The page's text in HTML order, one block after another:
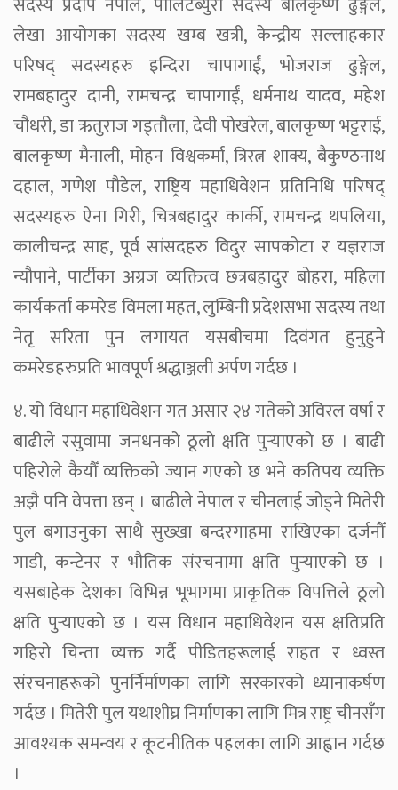
लेखा आयोगका सदस्य खम्ब खत्री, केन्द्रीय सल्लाहकार
परिषद् सदस्यहरु इन्दिरा चापागाईं, भोजराज ढुङ्गेल,
रामबहादुर दानी, रामचन्द्र चापागाईं, धर्मनाथ यादव, महेश
चौधरी, डा ऋतुराज गड्तौला, देवी पोखरेल, बालकृष्ण भट्टराई,
बालकृष्ण मैनाली, मोहन विश्वकर्मा, त्रिरत्न शाक्य, बैकुण्ठनाथ
दहाल, गणेश पौडेल, राष्ट्रिय महाधिवेशन प्रतिनिधि परिषद्
सदस्यहरु ऐना गिरी, चित्रबहादुर कार्की, रामचन्द्र थपलिया,
कालीचन्द्र साह, पूर्व सांसदहरु विदुर सापकोटा र यज्ञराज
न्यौपाने, पार्टीका अग्रज व्यक्तित्व छत्रबहादुर बोहरा, महिला
कार्यकर्ता कमरेड विमला महत, लुम्बिनी प्रदेशसभा सदस्य तथा
नेतृ सरिता पुन लगायत यसबीचमा दिवंगत हुनुहुने
कमरेडहरुप्रति भावपूर्ण श्रद्धाञ्जली अर्पण गर्दछ ।
४. यो विधान महाधिवेशन गत असार २४ गतेको अविरल वर्षा र
बाढीले रसुवामा जनधनको ठूलो क्षति पुर्‍याएको छ । बाढी
पहिरोले कैयौँ व्यक्तिको ज्यान गएको छ भने कतिपय व्यक्ति
अझै पनि वेपत्ता छन् । बाढीले नेपाल र चीनलाई जोड्ने मितेरी
पुल बगाउनुका साथै सुख्खा बन्दरगाहमा राखिएका दर्जनौँ
गाडी, कन्टेनर र भौतिक संरचनामा क्षति पुर्‍याएको छ ।
यसबाहेक देशका विभिन्न भूभागमा प्राकृतिक विपत्तिले ठूलो
क्षति पुर्‍याएको छ । यस विधान महाधिवेशन यस क्षतिप्रति
गहिरो चिन्ता व्यक्त गर्दै पीडितहरूलाई राहत र ध्वस्त
संरचनाहरूको पुनर्निर्माणका लागि सरकारको ध्यानाकर्षण
गर्दछ । मितेरी पुल यथाशीघ्र निर्माणका लागि मित्र राष्ट्र चीनसँग
आवश्यक समन्वय र कूटनीतिक पहलका लागि आह्वान गर्दछ
।